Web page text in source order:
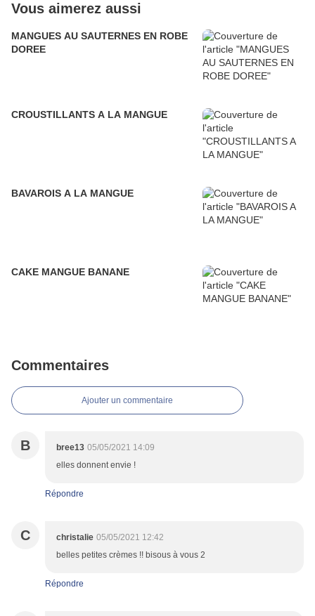
Vous aimerez aussi
MANGUES AU SAUTERNES EN ROBE
DOREE
CROUSTILLANTS A LA MANGUE
BAVAROIS A LA MANGUE
CAKE MANGUE BANANE
Commentaires
Ajouter un commentaire
B bree13 05/05/2021 14:09
elles donnent envie !
Répondre
C christalie 05/05/2021 12:42
belles petites crèmes !! bisous à vous 2
Répondre